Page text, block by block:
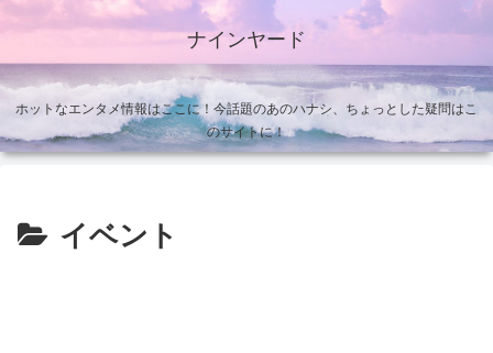
ナインヤード
ホットなエンタメ情報はここに！今話題のあのハナシ、ちょっとした疑問はこ
のサイトに！
イベント